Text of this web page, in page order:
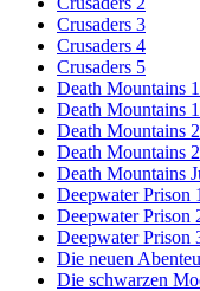
Crusaders 3
Crusaders 4
Crusaders 5
Death Mountains 1
Death Mountains
Death Mountains 2
Death Mountains
Death Mountains
Deepwater Prison 1
Deepwater Prison
Deepwater Prison
Die neuen
Die schwarzen